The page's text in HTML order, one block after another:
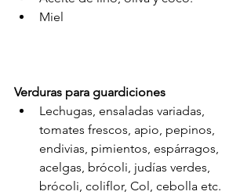
Miel
Verduras para guardiciones
Lechugas, ensaladas variadas,
tomates frescos, apio, pepinos,
endivias, pimientos, espárragos,
acelgas, brócoli, judías verdes,
brócoli, coliflor, Col, cebolla etc.